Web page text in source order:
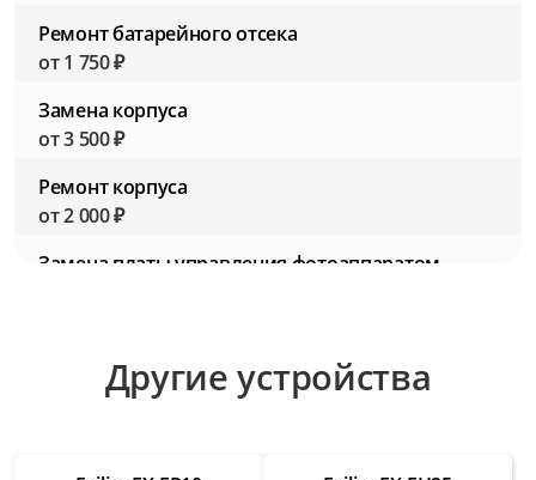
Ремонт батарейного отсека
от 1 750 ₽
Замена корпуса
от 3 500 ₽
Ремонт корпуса
от 2 000 ₽
Замена платы управления фотоаппаратом
от 3 000 ₽Другие устройства